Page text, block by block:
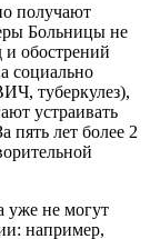
получают
Больницы не
и обострений
социально
туберкулез),
устраивать
пять лет более 2
уже не могут
например,